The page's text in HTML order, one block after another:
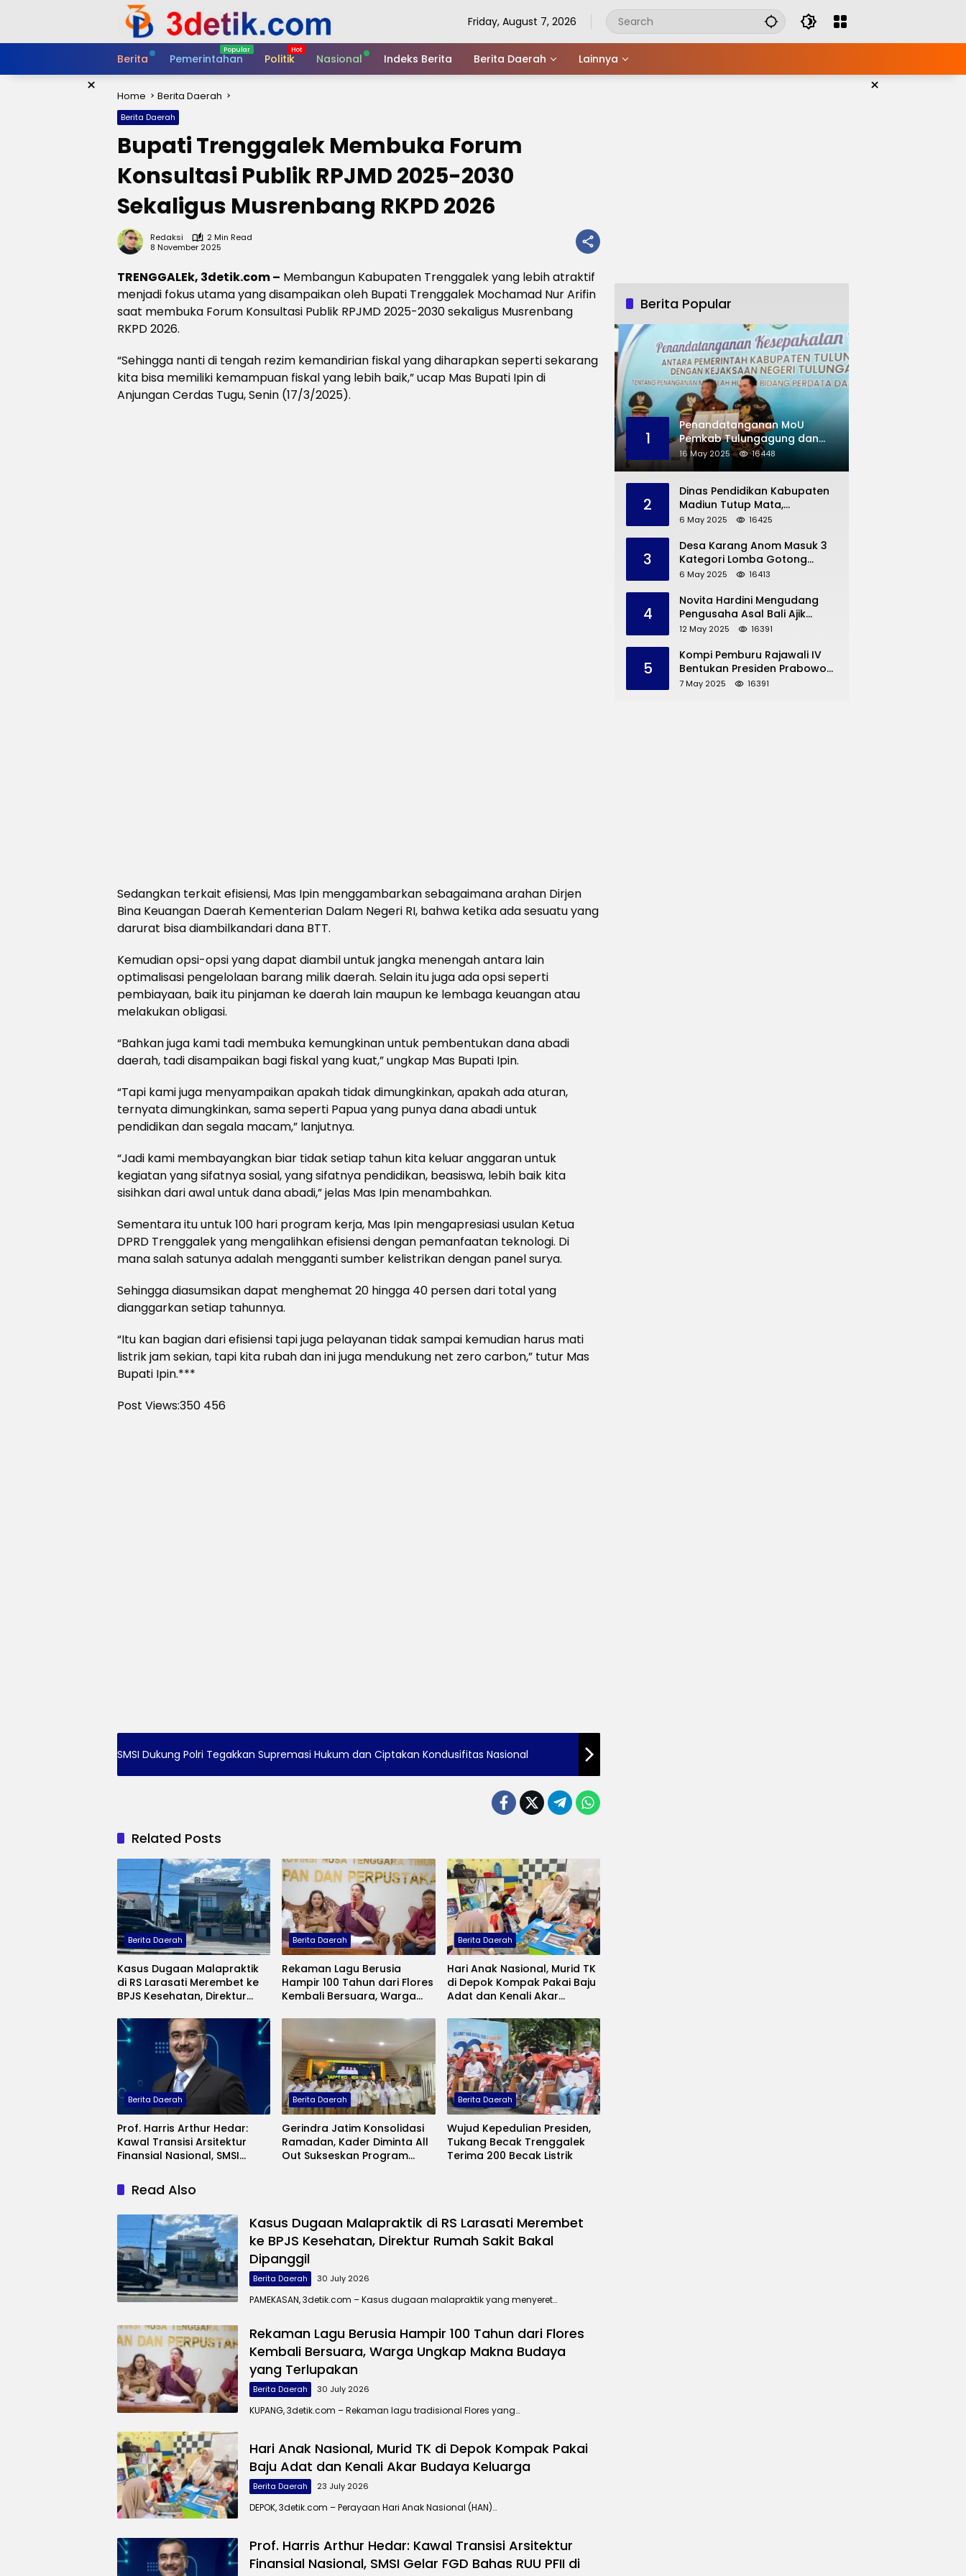
Friday, August 7, 2026
Berita Pemerintahan Politik Nasional Indeks Berita Berita Daerah Lainnya
× ×
Home Berita Daerah
Berita Daerah
Bupati Trenggalek Membuka Forum
Konsultasi Publik RPJMD 2025-2030
Sekaligus Musrenbang RKPD 2026
Redaksi
2 Min Read
8 November 2025
TRENGGALEk, 3detik.com – Membangun Kabupaten Trenggalek yang lebih atraktif
menjadi fokus utama yang disampaikan oleh Bupati Trenggalek Mochamad Nur Arifin
saat membuka Forum Konsultasi Publik RPJMD 2025-2030 sekaligus Musrenbang
RKPD 2026.
“Sehingga nanti di tengah rezim kemandirian fiskal yang diharapkan seperti sekarang
kita bisa memiliki kemampuan fiskal yang lebih baik,” ucap Mas Bupati Ipin di
Anjungan Cerdas Tugu, Senin (17/3/2025).
Sedangkan terkait efisiensi, Mas Ipin menggambarkan sebagaimana arahan Dirjen
Bina Keuangan Daerah Kementerian Dalam Negeri RI, bahwa ketika ada sesuatu yang
darurat bisa diambilkandari dana BTT.
Kemudian opsi-opsi yang dapat diambil untuk jangka menengah antara lain
optimalisasi pengelolaan barang milik daerah. Selain itu juga ada opsi seperti
pembiayaan, baik itu pinjaman ke daerah lain maupun ke lembaga keuangan atau
melakukan obligasi.
“Bahkan juga kami tadi membuka kemungkinan untuk pembentukan dana abadi
daerah, tadi disampaikan bagi fiskal yang kuat,” ungkap Mas Bupati Ipin.
“Tapi kami juga menyampaikan apakah tidak dimungkinkan, apakah ada aturan,
ternyata dimungkinkan, sama seperti Papua yang punya dana abadi untuk
pendidikan dan segala macam,” lanjutnya.
“Jadi kami membayangkan biar tidak setiap tahun kita keluar anggaran untuk
kegiatan yang sifatnya sosial, yang sifatnya pendidikan, beasiswa, lebih baik kita
sisihkan dari awal untuk dana abadi,” jelas Mas Ipin menambahkan.
Sementara itu untuk 100 hari program kerja, Mas Ipin mengapresiasi usulan Ketua
DPRD Trenggalek yang mengalihkan efisiensi dengan pemanfaatan teknologi. Di
mana salah satunya adalah mengganti sumber kelistrikan dengan panel surya.
Sehingga diasumsikan dapat menghemat 20 hingga 40 persen dari total yang
dianggarkan setiap tahunnya.
“Itu kan bagian dari efisiensi tapi juga pelayanan tidak sampai kemudian harus mati
listrik jam sekian, tapi kita rubah dan ini juga mendukung net zero carbon,” tutur Mas
Bupati Ipin.***
Post Views:350 456
SMSI Dukung Polri Tegakkan Supremasi Hukum dan Ciptakan Kondusifitas Nasional
Related Posts
Berita Daerah
Kasus Dugaan Malapraktik
di RS Larasati Merembet ke
BPJS Kesehatan, Direktur
Berita Daerah
Rekaman Lagu Berusia
Hampir 100 Tahun dari Flores
Kembali Bersuara, Warga
Terlupakan
Berita Daerah
Hari Anak Nasional, Murid TK
di Depok Kompak Pakai Baju
Adat dan Kenali Akar
Berita Daerah
Prof. Harris Arthur Hedar:
Kawal Transisi Arsitektur
Finansial Nasional, SMSI
Bali
Berita Daerah
Gerindra Jatim Konsolidasi
Ramadan, Kader Diminta All
Out Sukseskan Program
Berita Daerah
Wujud Kepedulian Presiden,
Tukang Becak Trenggalek
Terima 200 Becak Listrik
Read Also
Kasus Dugaan Malapraktik di RS Larasati Merembet
ke BPJS Kesehatan, Direktur Rumah Sakit Bakal
Dipanggil
Berita Daerah 30 July 2026
PAMEKASAN, 3detik.com – Kasus dugaan malapraktik yang menyeret…
Rekaman Lagu Berusia Hampir 100 Tahun dari Flores
Kembali Bersuara, Warga Ungkap Makna Budaya
yang Terlupakan
Berita Daerah 30 July 2026
KUPANG, 3detik.com – Rekaman lagu tradisional Flores yang…
Hari Anak Nasional, Murid TK di Depok Kompak Pakai
Baju Adat dan Kenali Akar Budaya Keluarga
Berita Daerah 23 July 2026
DEPOK, 3detik.com – Perayaan Hari Anak Nasional (HAN)…
Prof. Harris Arthur Hedar: Kawal Transisi Arsitektur
Finansial Nasional, SMSI Gelar FGD Bahas RUU PFII di
Berita Popular
1
Penandatanganan MoU
Pemkab Tulungagung dan
Kejaksaan Negeri
16 May 2025 16448
2
Dinas Pendidikan Kabupaten
Madiun Tutup Mata,
Bangunan SD Roboh Kades
Dana Pribadi
6 May 2025 16425
3
Desa Karang Anom Masuk 3
Kategori Lomba Gotong
Royong Provinsi Jatim, Ini
Trenggalek
6 May 2025 16413
4
Novita Hardini Mengudang
Pengusaha Asal Bali Ajik
Krisna, Berbagi Ilmu
dan UMKM Trenggalek
12 May 2025 16391
5
Kompi Pemburu Rajawali IV
Bentukan Presiden Prabowo
Reuni
7 May 2025 16391